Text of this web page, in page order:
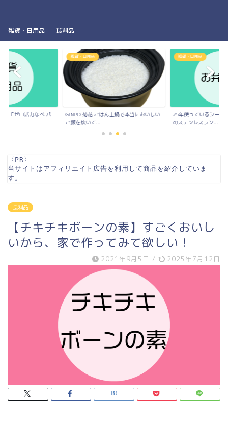
雑貨・日用品 食料品
鍋「ゼロ活力なべ パ
雑貨・日用品
GINPO 菊花 ごはん土鍋で本当においしい
ご飯を炊いて...
雑貨・日用品
25年使っているシーガ
のステンレスラン...
〈PR〉
当サイトはアフィリエイト広告を利用して商品を紹介していま
す。
食料品
【チキチキボーンの素】すごくおいし
いから、家で作ってみて欲しい！
2021年9月5日 / 2025年7月12日